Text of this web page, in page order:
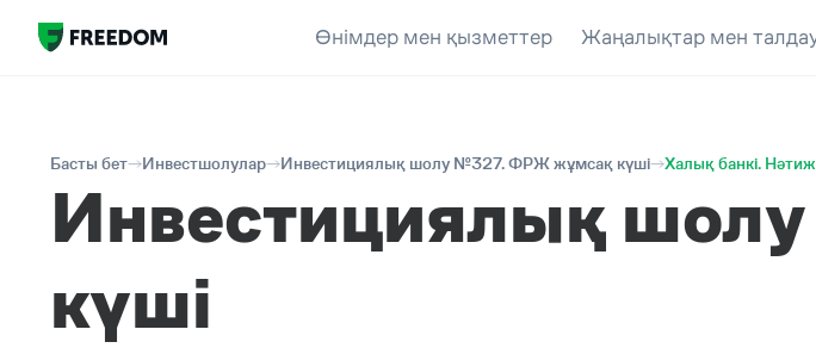
Өнімдер мен қызметтер Жаңалықтар мен
Басты бет Инвестшолулар Инвестициялық шолу №327. ФРЖ жұмсақ күші Халық банкі.
Инвестициялық
күші